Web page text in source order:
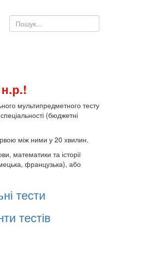
мультипредметного тесту
(бюджетні
між ними у 20 хвилин.
математики та історії
французька), або
тести
тестів